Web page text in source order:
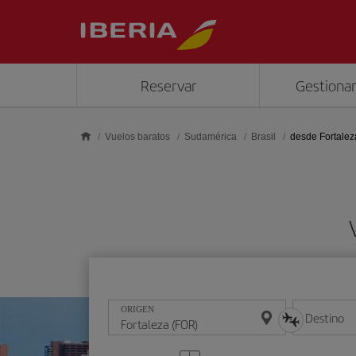
Reservar
Vuelos baratos Sudamérica Brasil desde
ORIGEN Destino